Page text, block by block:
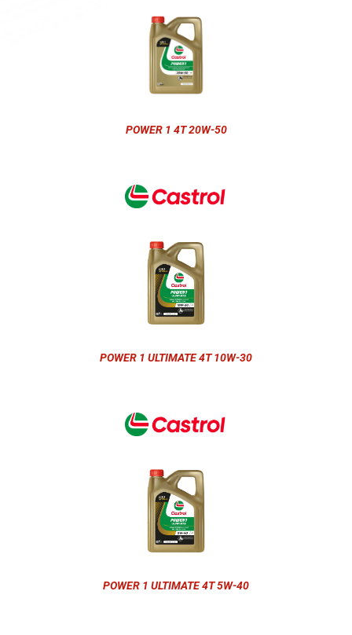
POWER 1 4T 20W-50
POWER 1 ULTIMATE 4T 10W-30
POWER 1 ULTIMATE 4T 5W-40